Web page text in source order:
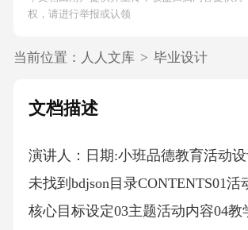
权，请进行举报或认领
当前位置： 人人文库 > 毕业设计
文档描述
演讲人：日期:小班品德教育活动
未找到bdjson目录CONTENTS01活
核心目标设定03主题活动内容04教